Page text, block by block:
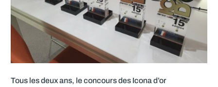
Tous les deux ans, le concours des Icona d’or